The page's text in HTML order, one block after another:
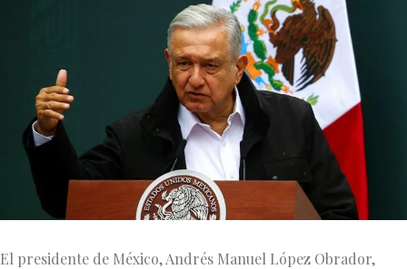
El presidente de México, Andrés Manuel López Obrador,